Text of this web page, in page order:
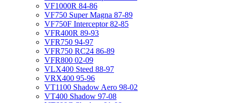
VF1000R 84-86
VF750 Super Magna 87-89
VF750F Interceptor 82-85
VFR400R 89-93
VFR750 94-97
VFR750 RC24 86-89
VFR800 02-09
VLX400 Steed 88-97
VRX400 95-96
VT1100 Shadow Aero 98-02
VT400 Shadow 97-08